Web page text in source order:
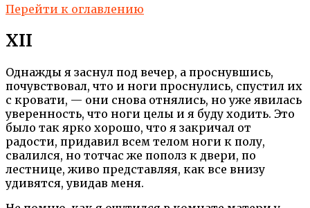
Перейти к оглавлению
XII
Однажды я заснул под вечер, а проснувшись,
почувствовал, что и ноги проснулись, спустил их
с кровати, — они снова отнялись, но уже явилась
уверенность, что ноги целы и я буду ходить. Это
было так ярко хорошо, что я закричал от
радости, придавил всем телом ноги к полу,
свалился, но тотчас же пополз к двери, по
лестнице, живо представляя, как все внизу
удивятся, увидав меня.